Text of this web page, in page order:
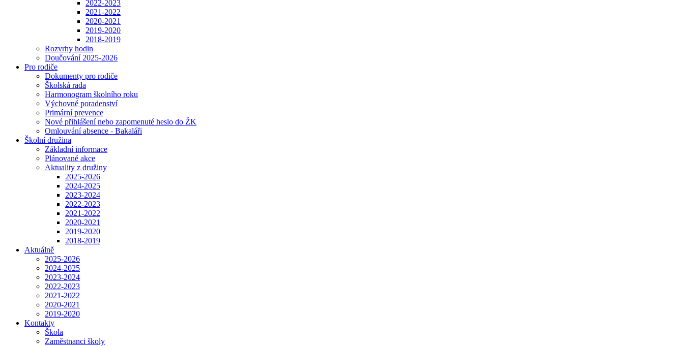
2022-2023
2021-2022
2020-2021
2019-2020
2018-2019
Rozvrhy hodin
Doučování 2025-2026
Pro rodiče
Dokumenty pro rodiče
Školská rada
Harmonogram školního roku
Výchovné poradenství
Primární prevence
Nové přihlášení nebo zapomenuté heslo do ŽK
Omlouvání absence - Bakaláři
Školní družina
Základní informace
Plánované akce
Aktuality z družiny
2025-2026
2024-2025
2023-2024
2022-2023
2021-2022
2020-2021
2019-2020
2018-2019
Aktuálně
2025-2026
2024-2025
2023-2024
2022-2023
2021-2022
2020-2021
2019-2020
Kontakty
Škola
Zaměstnanci školy